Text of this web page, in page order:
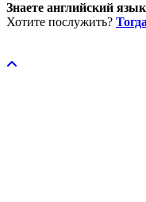
Знаете английский
Хотите послужить?